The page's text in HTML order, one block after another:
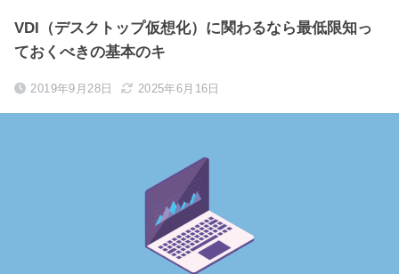
VDI（デスクトップ仮想化）に関わるなら最低限知っ
ておくべきの基本のキ
2019年9月28日 2025年6月16日